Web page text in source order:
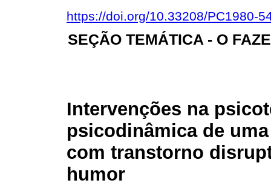
https://doi.org/10.33208/PC1980-
SEÇÃO TEMÁTICA - O
Intervenções na
psicodinâmica de
com transtorno
humor